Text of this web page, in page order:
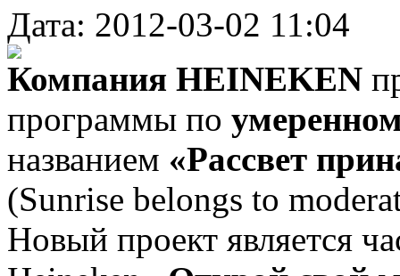
Дата: 2012-03-02 11:04
Компания HEINEKEN
программы по
названием «Рассвет
(Sunrise belongs to
Новый проект является